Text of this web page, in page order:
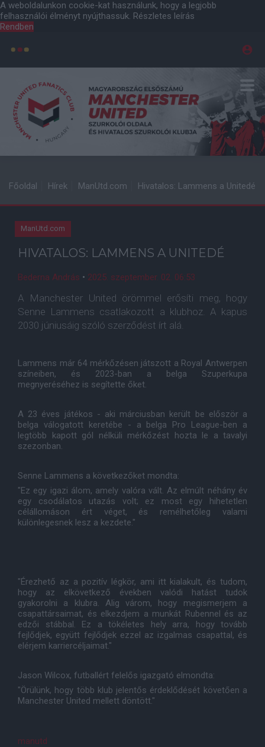
A weboldalunkon cookie-kat használunk, hogy a legjobb
felhasználói élményt nyújthassuk. Részletes leírás
Rendben
Főoldal Hírek ManUtd.com Hivatalos: Lammens a Unitedé
ManUtd.com
HIVATALOS: LAMMENS A UNITEDÉ
Bederna András • 2025. szeptember. 02. 06:53
A Manchester United örömmel erősíti meg, hogy
Senne Lammens csatlakozott a klubhoz. A kapus
2030 júniusáig szóló szerződést írt alá.
Lammens már 64 mérkőzésen játszott a Royal Antwerpen
színeiben, és 2023-ban a belga Szuperkupa
megnyeréséhez is segítette őket.
A 23 éves játékos - aki márciusban került be először a
belga válogatott keretébe - a belga Pro League-ben a
legtöbb kapott gól nélküli mérkőzést hozta le a tavalyi
szezonban.
Senne Lammens a következőket mondta:
"Ez egy igazi álom, amely valóra vált. Az elmúlt néhány év
egy csodálatos utazás volt; ez most egy hihetetlen
célállomáson ért véget, és remélhetőleg valami
különlegesnek lesz a kezdete."
"Érezhető az a pozitív légkör, ami itt kialakult, és tudom,
hogy az elkövetkező években valódi hatást tudok
gyakorolni a klubra. Alig várom, hogy megismerjem a
csapattársaimat, és elkezdjem a munkát Rubennel és az
edzői stábbal. Ez a tökéletes hely arra, hogy tovább
fejlődjek, együtt fejlődjek ezzel az izgalmas csapattal, és
elérjem karriercéljaimat."
Jason Wilcox, futballért felelős igazgató elmondta:
"Örülünk, hogy több klub jelentős érdeklődését követően a
Manchester United mellett döntött."
manutd